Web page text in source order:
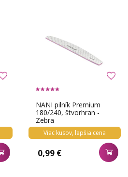
NANI pilník Premium
180/240, štvorhran -
Zebra
Viac kusov, lepšia cena
0,99 €